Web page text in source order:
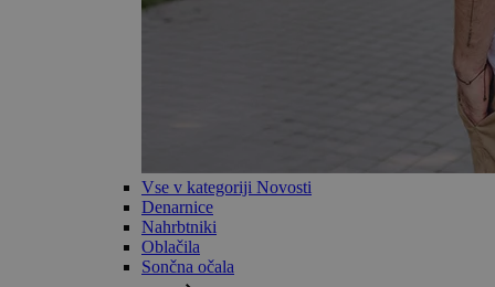
Vse v kategoriji Novosti
Denarnice
Nahrbtniki
Oblačila
Sončna očala